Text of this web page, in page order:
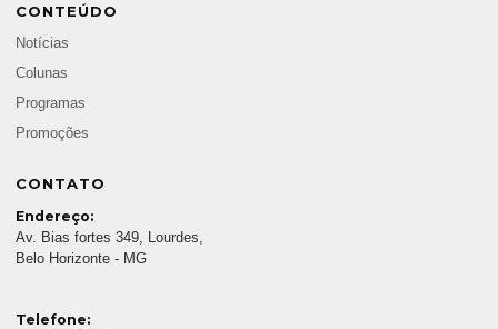
CONTEÚDO
Notícias
Colunas
Programas
Promoções
CONTATO
Endereço:
Av. Bias fortes 349, Lourdes,
Belo Horizonte - MG
Telefone: